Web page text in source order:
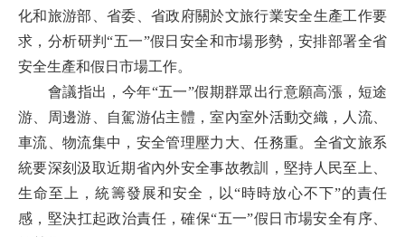
化和旅游部、省委、省政府關於文旅行業安全生產工作要
求，分析研判“五一”假日安全和市場形勢，安排部署全省
安全生產和假日市場工作。
會議指出，今年“五一”假期群眾出行意願高漲，短途
游、周邊游、自駕游佔主體，室內室外活動交織，人流、
車流、物流集中，安全管理壓力大、任務重。全省文旅系
統要深刻汲取近期省內外安全事故教訓，堅持人民至上、
生命至上，統籌發展和安全，以“時時放心不下”的責任
感，堅決扛起政治責任，確保“五一”假日市場安全有序、